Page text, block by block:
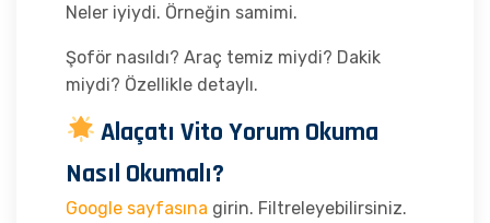
Neler iyiydi. Örneğin samimi.
Şoför nasıldı? Araç temiz miydi? Dakik
miydi? Özellikle detaylı.
Alaçatı Vito Yorum Okuma
Nasıl Okumalı?
Google sayfasına girin. Filtreleyebilirsiniz.